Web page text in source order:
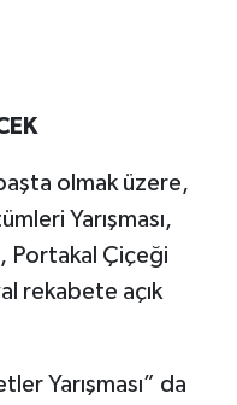
olmak üzere,
Yarışması,
Portakal Çiçeği
rekabete açık
Yarışması” da